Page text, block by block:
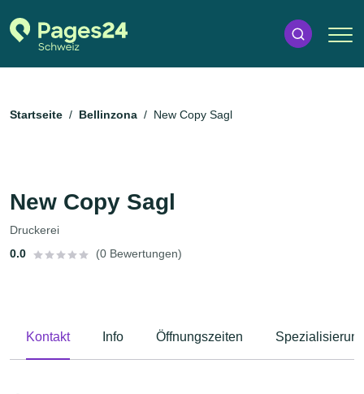
Startseite Bellinzona New Copy Sagl
New Copy Sagl
Druckerei
0.0
(0 Bewertungen)
Kontakt Info Öffnungszeiten